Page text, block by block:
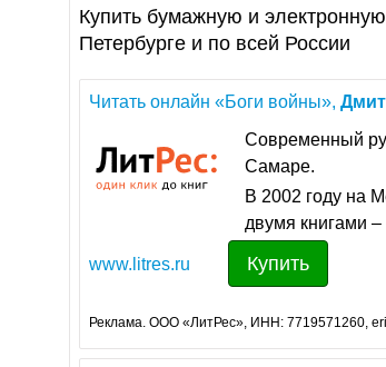
Купить бумажную и
Петербурге и по всей России
Читать онлайн «Боги войны»,
Современный
Самаре.
В 2002 году на
двумя книгами
www.litres.ru Купить
Реклама. ООО «ЛитРес», ИНН: 7719571260,